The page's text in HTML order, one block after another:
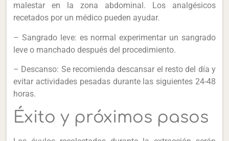
malestar en la zona abdominal. Los analgésicos
recetados por un médico pueden ayudar.
– Sangrado leve: es normal experimentar un sangrado
leve o manchado después del procedimiento.
– Descanso: Se recomienda descansar el resto del día y
evitar actividades pesadas durante las siguientes 24-48
horas.
Éxito y próximos pasos